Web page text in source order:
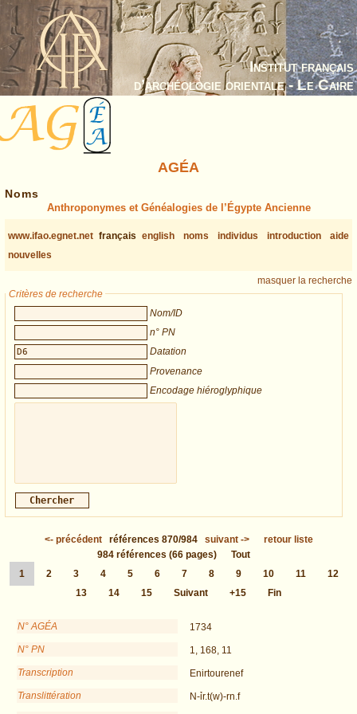
Institut français
d’archéologie orientale - Le Caire
AGÉA
Noms
Anthroponymes et Généalogies de l’Égypte Ancienne
www.ifao.egnet.net français english noms individus introduction
aide
nouvelles
masquer la recherche
Critères de recherche
Nom/ID
n° PN
Datation
Provenance
Encodage hiéroglyphique
<- précédent références 870/984 suivant->
retour liste
984 références (66 pages)
Tout
1
2 3 4 5 6 7 8 9 10 11
12
13
14 15 Suivant +15 Fin
N° AGÉA
1734
N° PN
1, 168, 11
Transcription
Enirtourenef
Translittération
N-ỉr.t(w)-rn.f